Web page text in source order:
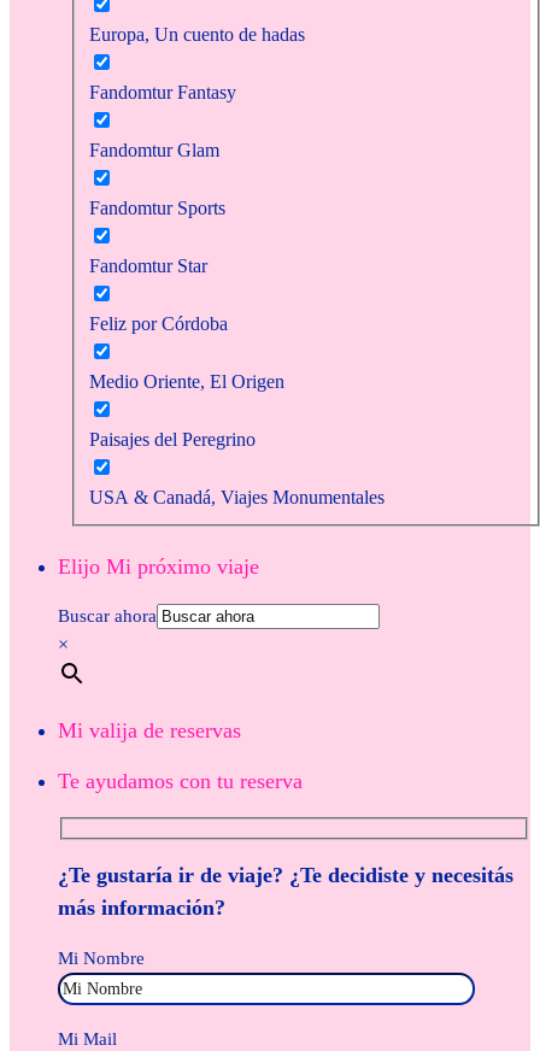
Europa, Un cuento de hadas
Fandomtur Fantasy
Fandomtur Glam
Fandomtur Sports
Fandomtur Star
Feliz por Córdoba
Medio Oriente, El Origen
Paisajes del Peregrino
USA & Canadá, Viajes Monumentales
Elijo Mi próximo viaje
Buscar ahora
×
Mi valija de reservas
Te ayudamos con tu reserva
¿Te gustaría ir de viaje? ¿Te decidiste y necesitás
más información?
Mi Nombre
Mi Mail